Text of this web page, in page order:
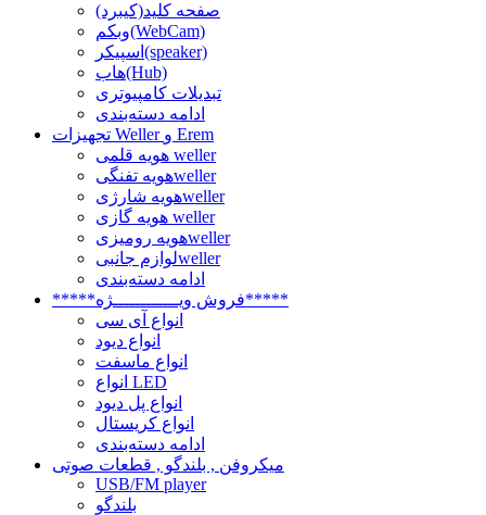
صفحه کلید(کیبرد)
وبکم(WebCam)
اسپیکر(speaker)
هاب(Hub)
تبدیلات کامپیوتری
ادامه دسته‌بندی
تجهیزات Weller و Erem
هویه قلمی weller
هویه تفنگیweller
هویه شارژیweller
هویه گازی weller
هویه رومیزیweller
لوازم جانبیweller
ادامه دسته‌بندی
*****فروش ویــــــــــــژه*****
انواع آی سی
انواع دیود
انواع ماسفت
انواع LED
انواع پل دیود
انواع کریستال
ادامه دسته‌بندی
میکروفن , بلندگو , قطعات صوتی
USB/FM player
بلندگو